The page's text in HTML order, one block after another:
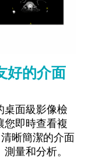
好的介面
桌面級影像檢
您即時查看複
清晰簡潔的介面
量和分析。